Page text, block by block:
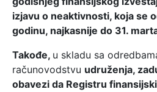
izjavu o neaktivnosti, koja se
godinu, najkasnije do 31.
Takođe, u skladu sa
računovodstvu udruženja,
obavezi da Registru